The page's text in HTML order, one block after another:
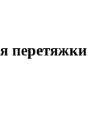
перетяжки